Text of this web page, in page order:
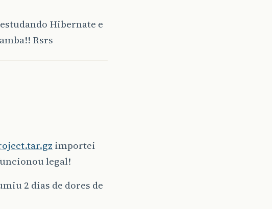
Hibernate e
Rsrs
importei
legal!
2 dias de dores de